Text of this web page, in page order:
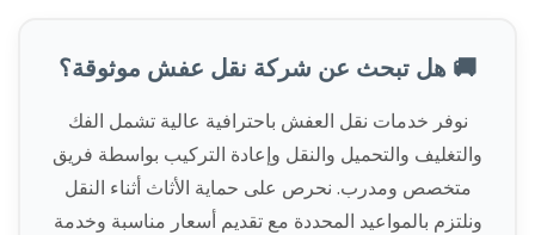
🚚 هل تبحث عن شركة نقل عفش موثوقة؟
نوفر خدمات نقل العفش باحترافية عالية تشمل الفك
والتغليف والتحميل والنقل وإعادة التركيب بواسطة فريق
متخصص ومدرب. نحرص على حماية الأثاث أثناء النقل
ونلتزم بالمواعيد المحددة مع تقديم أسعار مناسبة وخدمة